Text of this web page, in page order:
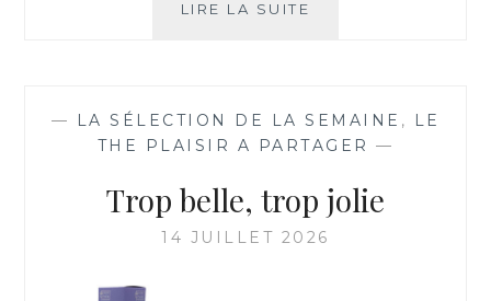
LIRE LA SUITE
— LA SÉLECTION DE LA SEMAINE ,
LE
THE PLAISIR A PARTAGER —
Trop belle, trop jolie
14 JUILLET 2026